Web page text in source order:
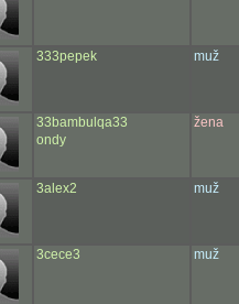
333pepek muž
33bambulqa33
ondy
žena
3alex2 muž
3cece3 muž